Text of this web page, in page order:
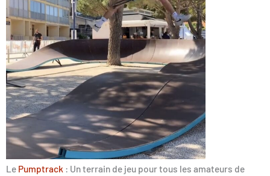
Le Pumptrack : Un terrain de jeu pour tous les amateurs de